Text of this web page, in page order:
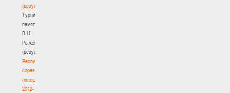
(девушки)
Турнир
памяти
В.Н.
Рыженкова
(девушки)
Республиканские
соревнования
(юноши)
2012-